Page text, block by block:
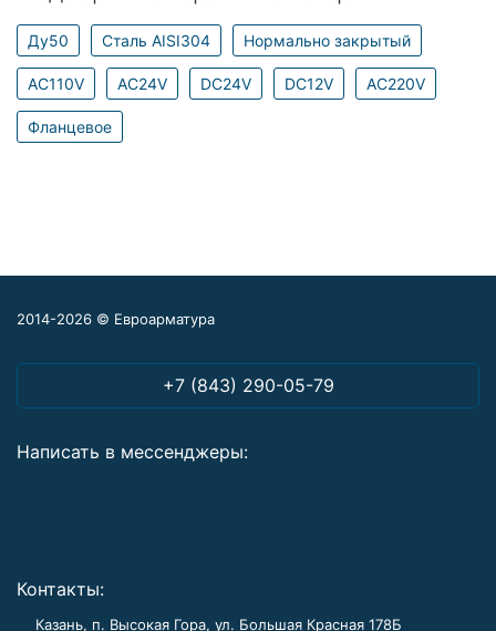
Ду50 Сталь AISI304 Нормально закрытый
AC110V AC24V DC24V DC12V AC220V
Фланцевое
2014-2026 © Евроарматура
+7 (843) 290-05-79
Написать в мессенджеры:
Контакты:
Казань, п. Высокая Гора, ул. Большая Красная 178Б